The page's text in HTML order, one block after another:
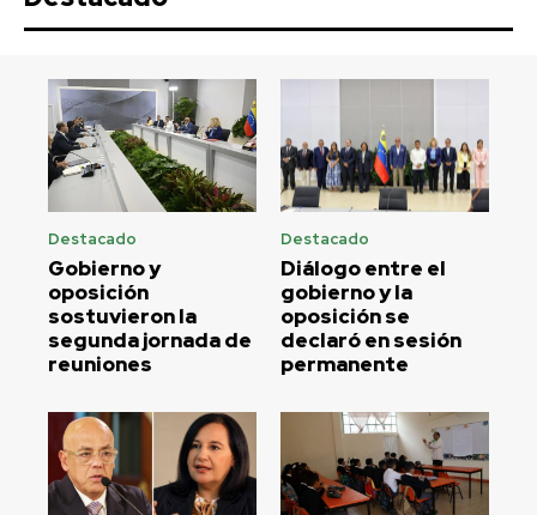
Destacado
Gobierno y
oposición
sostuvieron la
segunda jornada de
reuniones
Destacado
Diálogo entre el
gobierno y la
oposición se
declaró en sesión
permanente